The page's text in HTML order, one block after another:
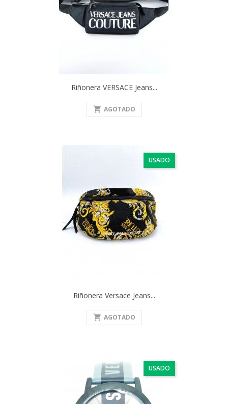
Riñonera VERSACE Jeans...
shopping_cart AGOTADO
USADO
Riñonera Versace Jeans...
shopping_cart AGOTADO
USADO